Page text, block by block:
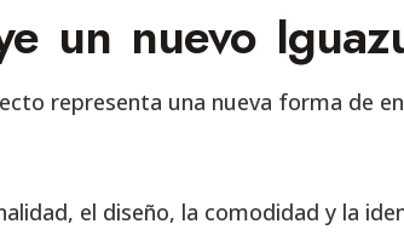
un nuevo
representa una nueva forma de
el diseño, la comodidad y la